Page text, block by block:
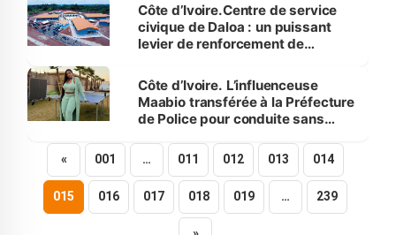
Côte d’Ivoire.Centre de service
civique de Daloa : un puissant
levier de renforcement de
citoyenneté des jeunes à travers
des formations adaptées
Côte d’Ivoire. L’influenceuse
Maabio transférée à la Préfecture
de Police pour conduite sans
« 001 … 011 012 013 014
015 016 017 018 019 … 239